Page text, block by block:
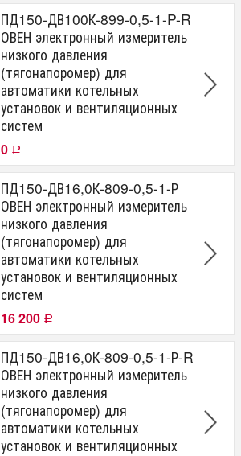
ПД150-ДВ100К-899-0,5-1-P-R
ОВЕН электронный измеритель
низкого давления
(тягонапоромер) для
автоматики котельных
установок и вентиляционных
систем
0 Р
ПД150-ДВ16,0К-809-0,5-1-Р
ОВЕН электронный измеритель
низкого давления
(тягонапоромер) для
автоматики котельных
установок и вентиляционных
систем
16 200 Р
ПД150-ДВ16,0К-809-0,5-1-Р-R
ОВЕН электронный измеритель
низкого давления
(тягонапоромер) для
автоматики котельных
установок и вентиляционных